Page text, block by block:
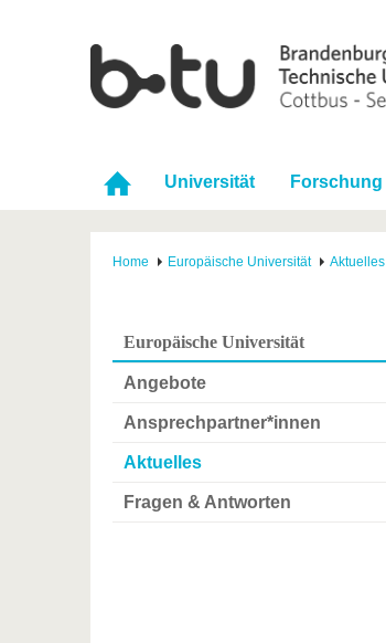
Universität Forschung
Home Europäische Universität Aktuelles
Europäische Universität
Angebote
Ansprechpartner*innen
Aktuelles
Fragen & Antworten